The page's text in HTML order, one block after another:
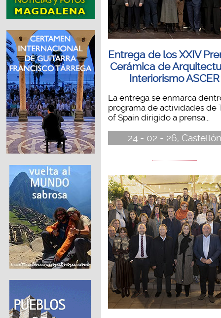
Entrega de los XXIV
Cerámica de
Interiorismo ASCER
La entrega se enmarca
programa de actividades de
of Spain dirigido a prensa...
24 - 02 - 26, Castellón